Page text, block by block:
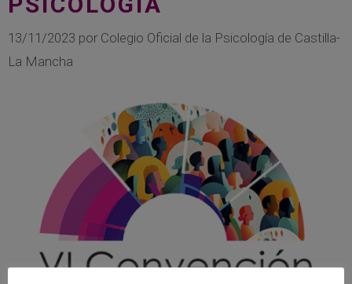
13/11/2023 por Colegio Oficial de la Psicología de Castilla-
La Mancha